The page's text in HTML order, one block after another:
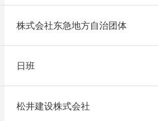
株式会社东急地方自治团体
日班
松井建设株式会社